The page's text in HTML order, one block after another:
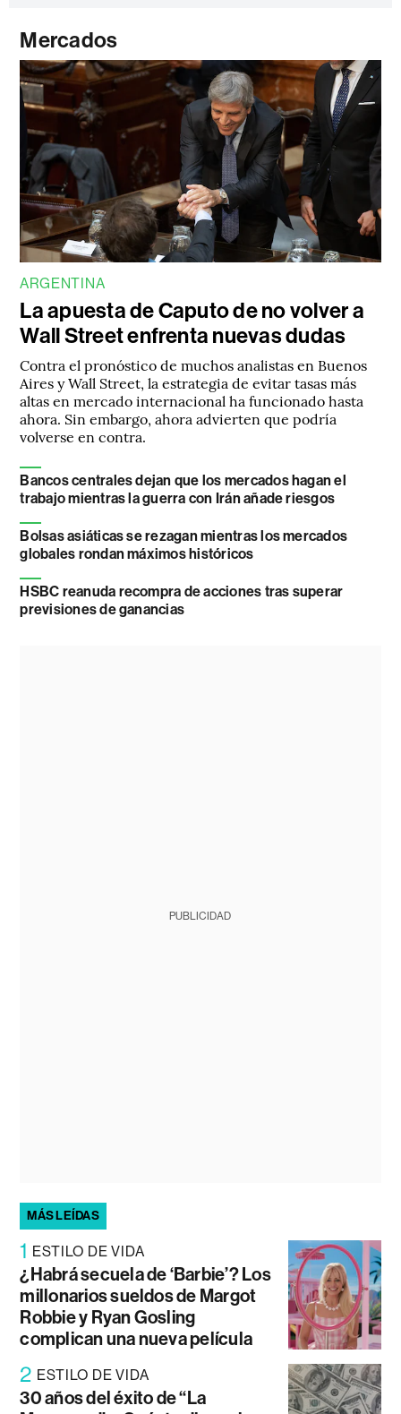
Mercados
ARGENTINA
La apuesta de Caputo de no volver a
Wall Street enfrenta nuevas dudas
Contra el pronóstico de muchos analistas en Buenos
Aires y Wall Street, la estrategia de evitar tasas más
altas en mercado internacional ha funcionado hasta
ahora. Sin embargo, ahora advierten que podría
volverse en contra.
Bancos centrales dejan que los mercados hagan el
trabajo mientras la guerra con Irán añade riesgos
Bolsas asiáticas se rezagan mientras los mercados
globales rondan máximos históricos
HSBC reanuda recompra de acciones tras superar
previsiones de ganancias
PUBLICIDAD
MÁS LEÍDAS
1 ESTILO DE VIDA
¿Habrá secuela de ‘Barbie’? Los
millonarios sueldos de Margot
Robbie y Ryan Gosling
complican una nueva película
2 ESTILO DE VIDA
30 años del éxito de “La